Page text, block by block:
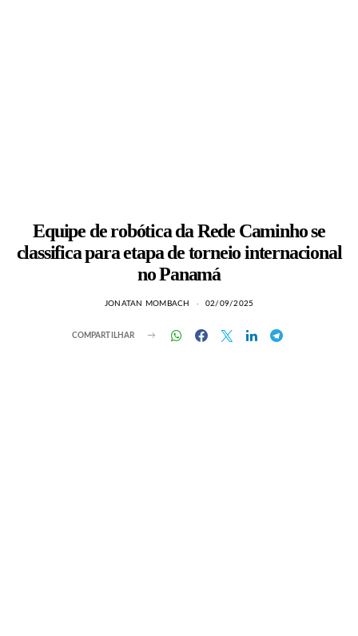
Equipe de robótica da Rede Caminho se
classifica para etapa de torneio internacional
no Panamá
JONATAN MOMBACH 02/09/2025
COMPARTILHAR